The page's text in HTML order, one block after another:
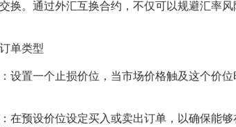
换。通过外汇互换合约，不仅可以规避汇率
单类型
置一个止损价位，当市场价格触及这个价位
预设价位设定买入或卖出订单，以确保能够